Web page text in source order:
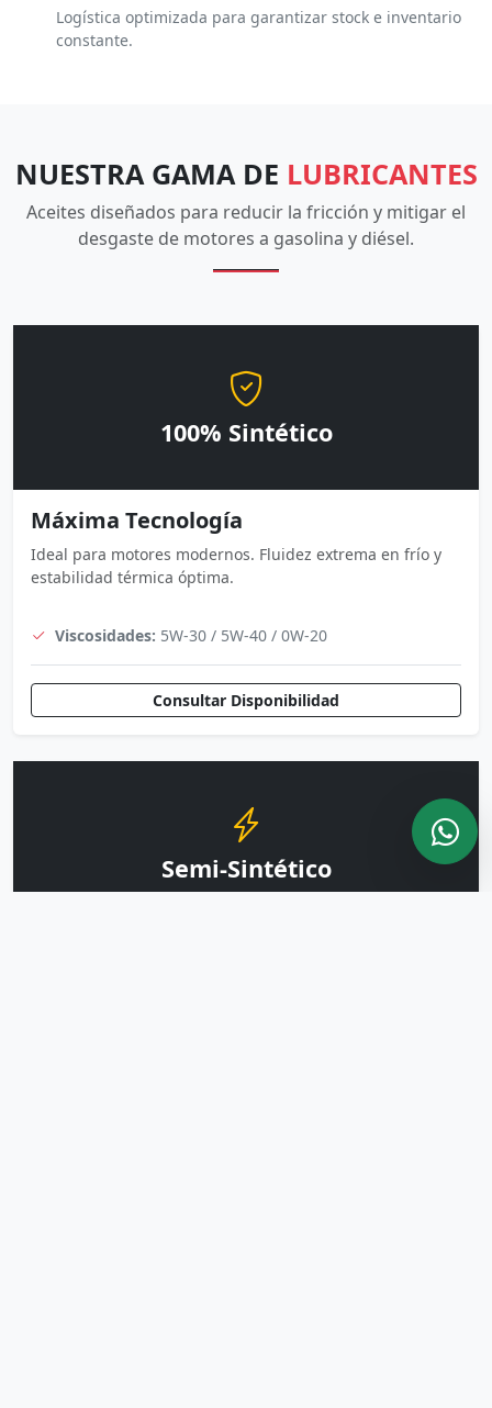
Logística optimizada para garantizar stock e inventario
constante.
NUESTRA GAMA DE LUBRICANTES
Aceites diseñados para reducir la fricción y mitigar el
desgaste de motores a gasolina y diésel.
100% Sintético
Máxima Tecnología
Ideal para motores modernos. Fluidez extrema en frío y
estabilidad térmica óptima.
Viscosidades: 5W-30 / 5W-40 / 0W-20
Consultar Disponibilidad
Semi-Sintético